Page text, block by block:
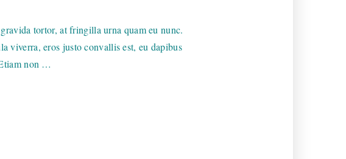
tortor, at fringilla urna quam eu nunc.
viverra, eros justo convallis est, eu dapibus
non …